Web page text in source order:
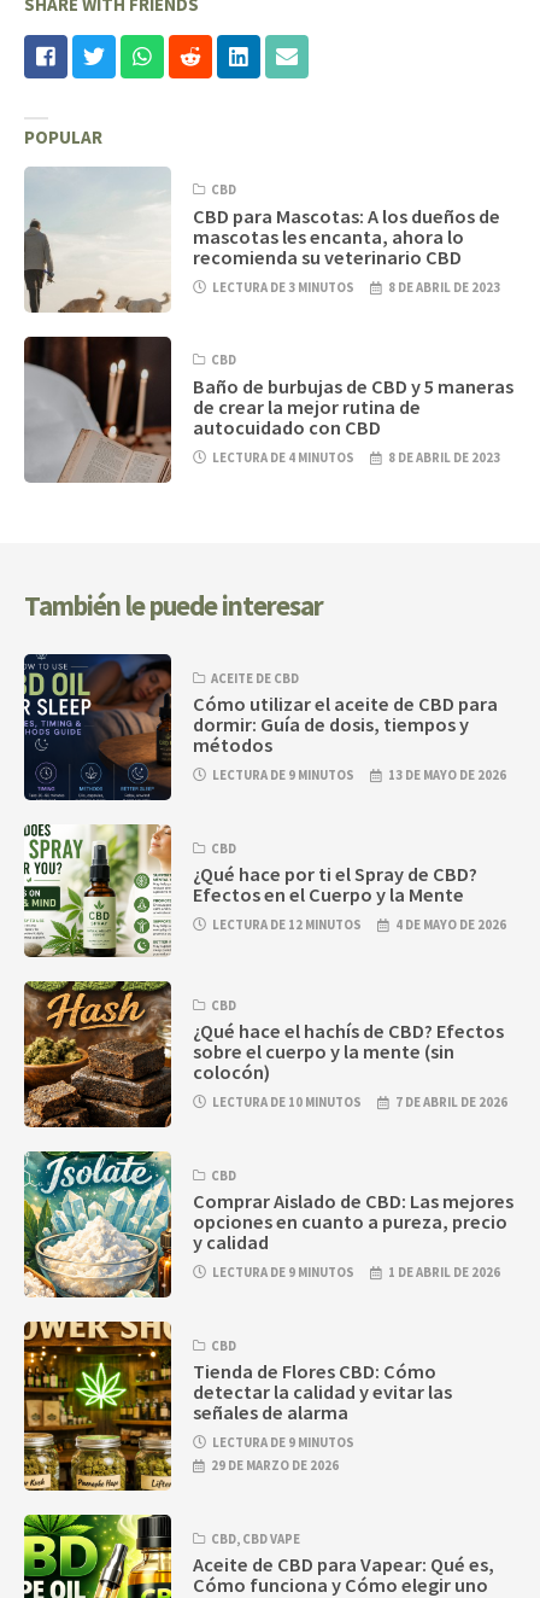
POPULAR
CBD
CBD para Mascotas: A los dueños de
mascotas les encanta, ahora lo
recomienda su veterinario CBD
LECTURA DE 3 MINUTOS 8 DE ABRIL DE 2023
CBD
Baño de burbujas de CBD y 5 maneras
de crear la mejor rutina de
autocuidado con CBD
LECTURA DE 4 MINUTOS 8 DE ABRIL DE 2023
También le puede interesar
ACEITE DE CBD
Cómo utilizar el aceite de CBD para
dormir: Guía de dosis, tiempos y
métodos
LECTURA DE 9 MINUTOS 13 DE MAYO DE 2026
CBD
¿Qué hace por ti el Spray de CBD?
Efectos en el Cuerpo y la Mente
LECTURA DE 12 MINUTOS 4 DE MAYO DE 2026
CBD
¿Qué hace el hachís de CBD? Efectos
sobre el cuerpo y la mente (sin
colocón)
LECTURA DE 10 MINUTOS 7 DE ABRIL DE 2026
CBD
Comprar Aislado de CBD: Las mejores
opciones en cuanto a pureza, precio
y calidad
LECTURA DE 9 MINUTOS 1 DE ABRIL DE 2026
CBD
Tienda de Flores CBD: Cómo
detectar la calidad y evitar las
señales de alarma
LECTURA DE 9 MINUTOS
29 DE MARZO DE 2026
CBD, CBD VAPE
Aceite de CBD para Vapear: Qué es,
Cómo funciona y Cómo elegir uno